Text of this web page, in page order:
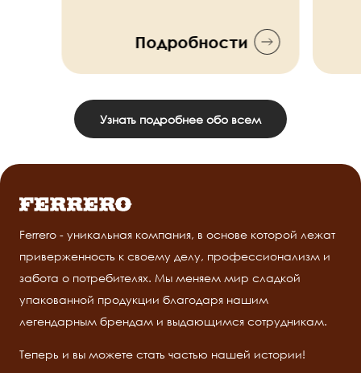
Подробности
Узнать подробнее обо всем
Ferrero - уникальная компания, в основе которой лежат
приверженность к своему делу, профессионализм и
забота о потребителях. Мы меняем мир сладкой
упакованной продукции благодаря нашим
легендарным брендам и выдающимся сотрудникам.
Теперь и вы можете стать частью нашей истории!